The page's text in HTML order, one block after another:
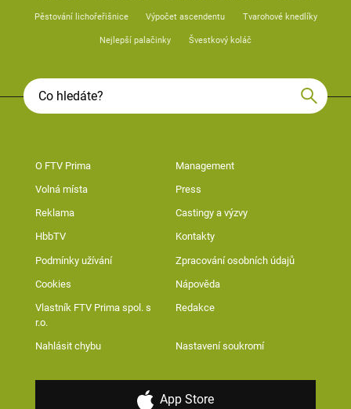
Pěstování lichořeřišnice Výpočet ascendentu Tvarohové knedlíky
Nejlepší palačinky Švestkový koláč
O FTV Prima Management
Volná místa Press
Reklama Castingy a výzvy
HbbTV Kontakty
Podmínky užívání Zpracování osobních údajů
Cookies Nápověda
Vlastník FTV Prima spol. s
r.o.
Redakce
Nahlásit chybu Nastavení soukromí
App Store